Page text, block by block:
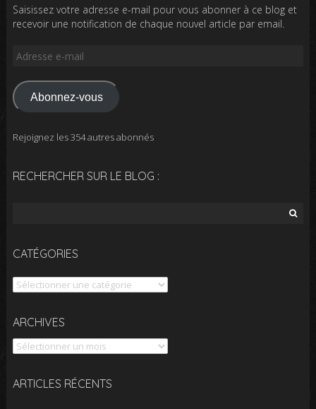
Saisissez votre adresse e-mail pour vous abonner à ce blog et
recevoir une notification de chaque nouvel article par email.
Adresse
mail
Abonnez-vous
Rejoignez les 354 autres abonnés
RECHERCHER SUR LE BLOG :
CATÉGORIES
Catégories
ARCHIVES
Archives
ARTICLES RÉCENTS